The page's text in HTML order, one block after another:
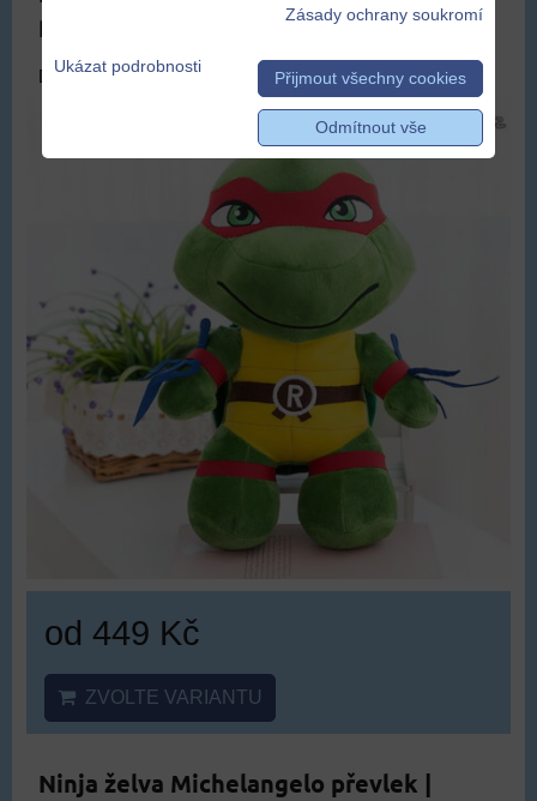
Plyšák Ninja Turtles
DOPRAVA ZDARMA
od 449 Kč
ZVOLTE VARIANTU
Ninja želva Michelangelo převlek |
Zásady ochrany soukromí
Ukázat podrobnosti
Přijmout všechny cookies
Odmítnout vše